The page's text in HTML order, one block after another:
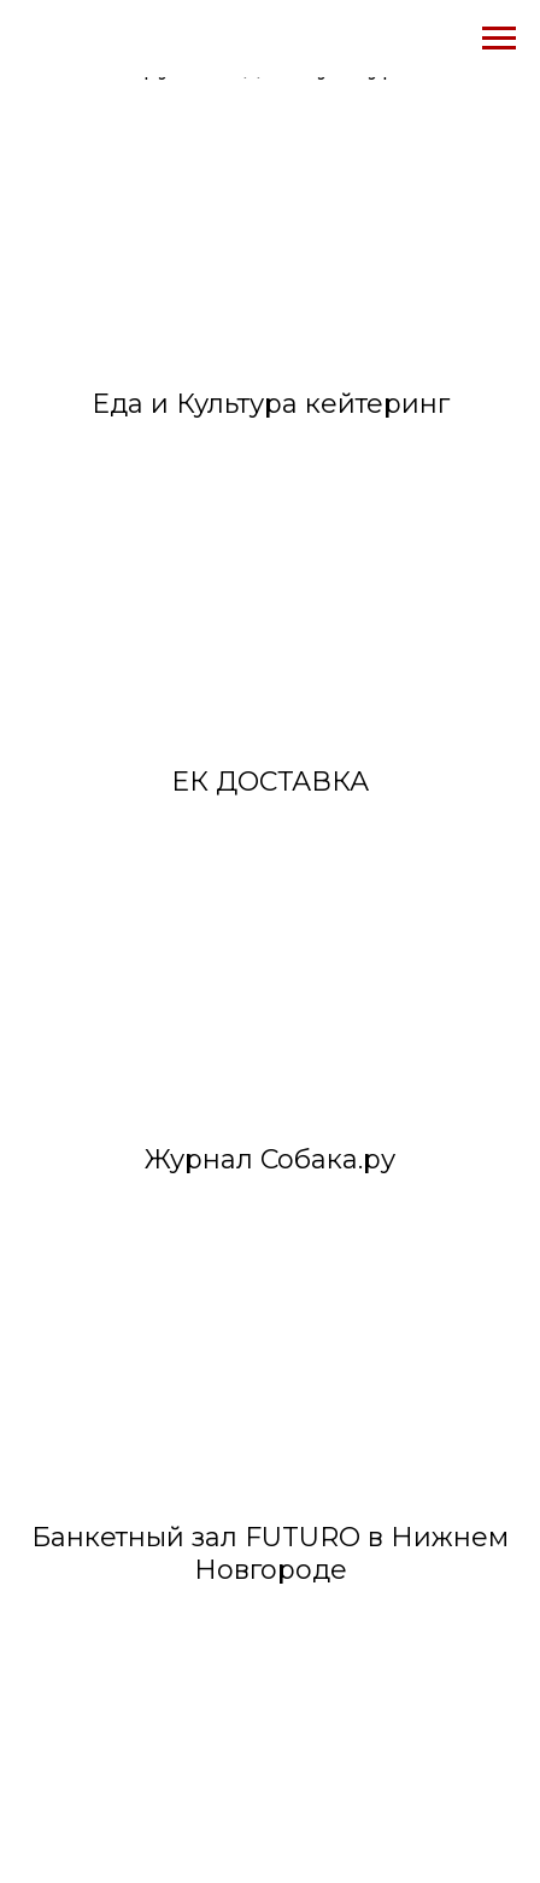
Еда и Культура кейтеринг
ЕК ДОСТАВКА
Журнал Собака.ру
Банкетный зал FUTURO в Нижнем
Новгороде